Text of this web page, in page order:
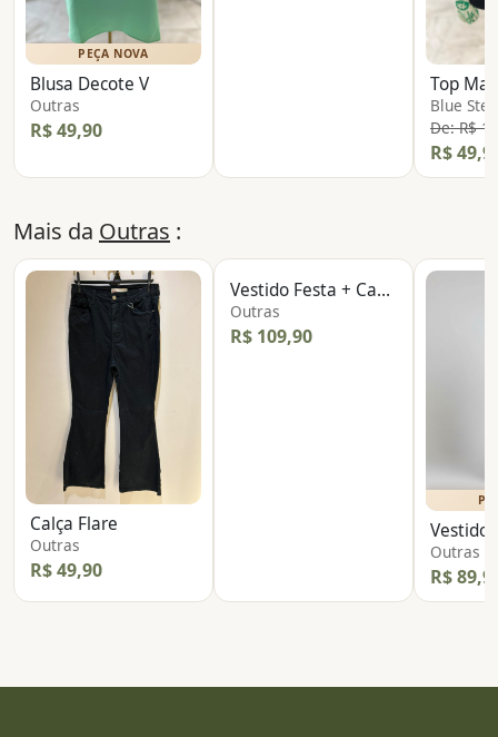
PEÇA NOVA
Blusa Decote V
Outras
R$ 49,90
Blue
De: R$
R$
Mais da Outras :
Calça Flare
Outras
R$ 49,90
Vestido Festa + Casaqueto
Outras
R$ 109,90
Vestido
Outras
R$